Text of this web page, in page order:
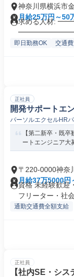
神奈川県横浜市
月給25万円～50
求める人材:
即日勤務OK 交通
正社員
開発サポートエ
パーソルエクセルHR
【第二新卒・既
ートエンジニア
〒220-0000神奈
月給37万5000円
資格 未経験歓迎
フリーター・社
通勤交通費全額支給
正社員
【社内SE・シ